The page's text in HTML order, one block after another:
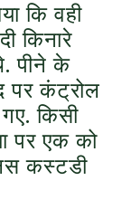
कि वही
किनारे
पीने के
पर कंट्रोल
किसी
पर एक को
कस्टडी